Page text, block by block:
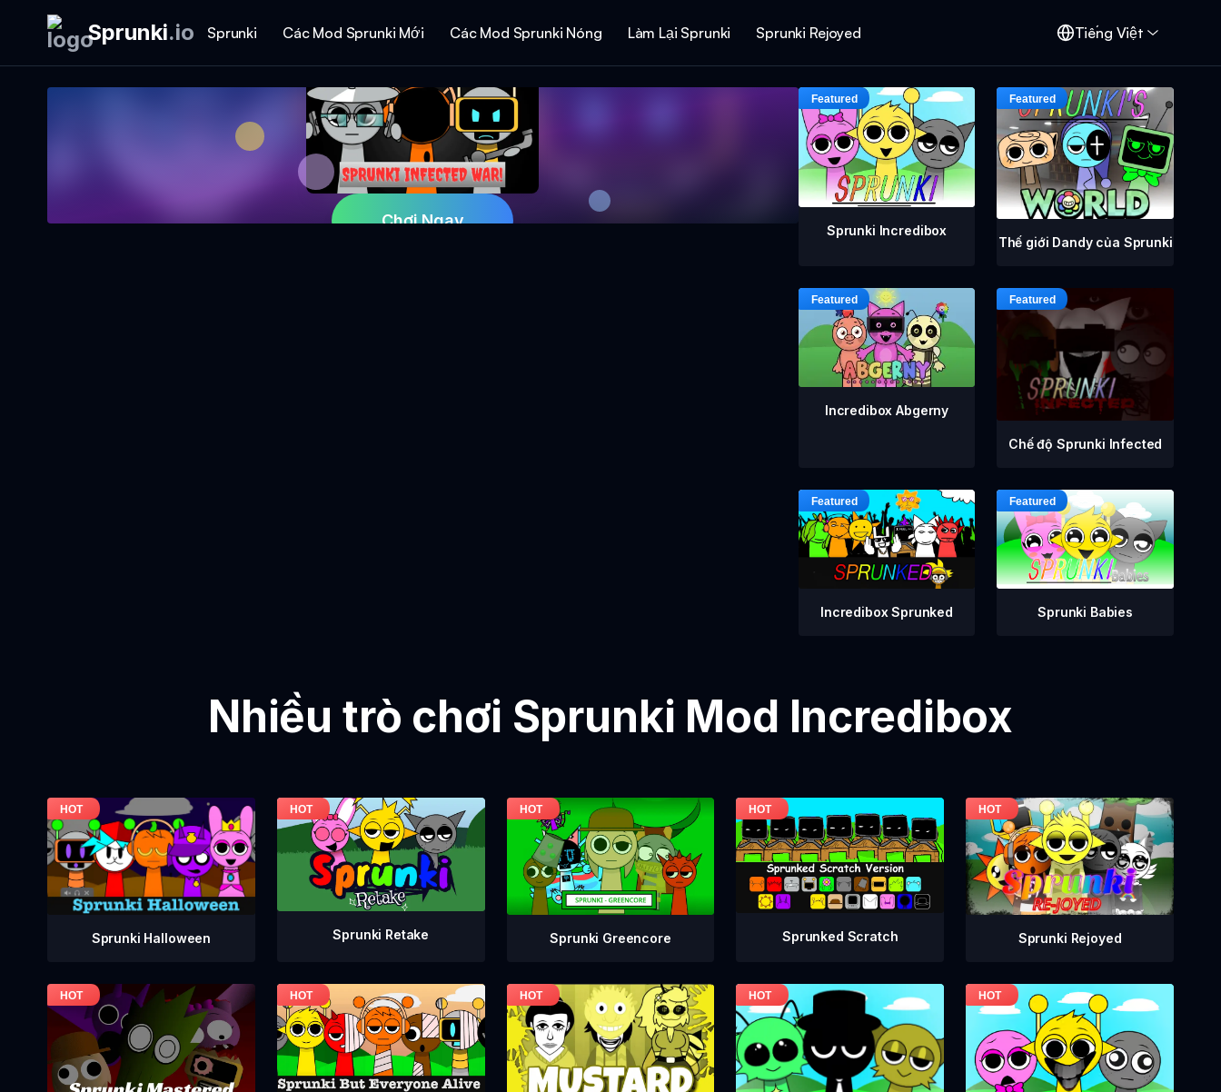
Sprunki.io Sprunki Các Mod Sprunki Mới Các Mod Sprunki Nóng Làm Lại Sprunki Sprunki Rejoyed Tiếng Việt
Chơi Ngay Sprunki Incredibox
Thế giới Dandy của Sprunki
Incredibox Abgerny
Chế độ Sprunki Infected
Incredibox Sprunked Sprunki Babies
Nhiều trò chơi Sprunki Mod Incredibox
Sprunki Halloween Sprunki Retake Sprunki Greencore Sprunked Scratch Sprunki Rejoyed